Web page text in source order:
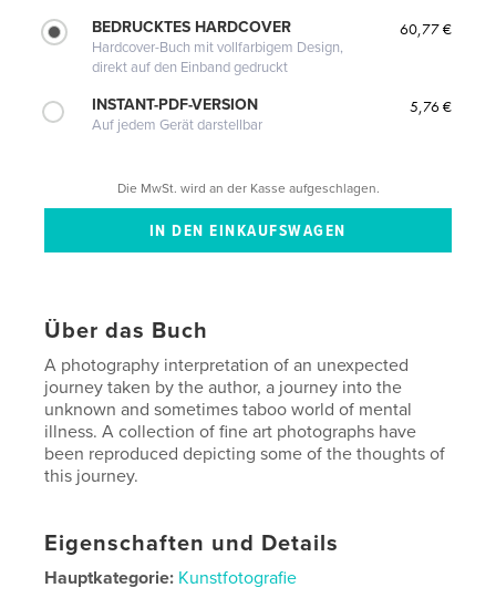
BEDRUCKTES HARDCOVER
Hardcover-Buch mit vollfarbigem Design,
direkt auf den Einband gedruckt
60,77 €
INSTANT-PDF-VERSION
Auf jedem Gerät darstellbar
5,76 €
Die MwSt. wird an der Kasse aufgeschlagen.
Über das Buch
A photography interpretation of an unexpected
journey taken by the author, a journey into the
unknown and sometimes taboo world of mental
illness. A collection of fine art photographs have
been reproduced depicting some of the thoughts of
this journey.
Eigenschaften und Details
Hauptkategorie: Kunstfotografie